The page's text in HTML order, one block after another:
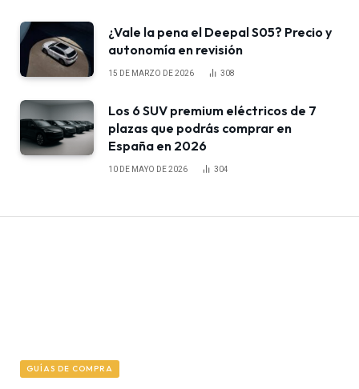
¿Vale la pena el Deepal S05? Precio y
autonomía en revisión
15 DE MARZO DE 2026 308
Los 6 SUV premium eléctricos de 7
plazas que podrás comprar en
España en 2026
10 DE MAYO DE 2026 304
GUÍAS DE COMPRA